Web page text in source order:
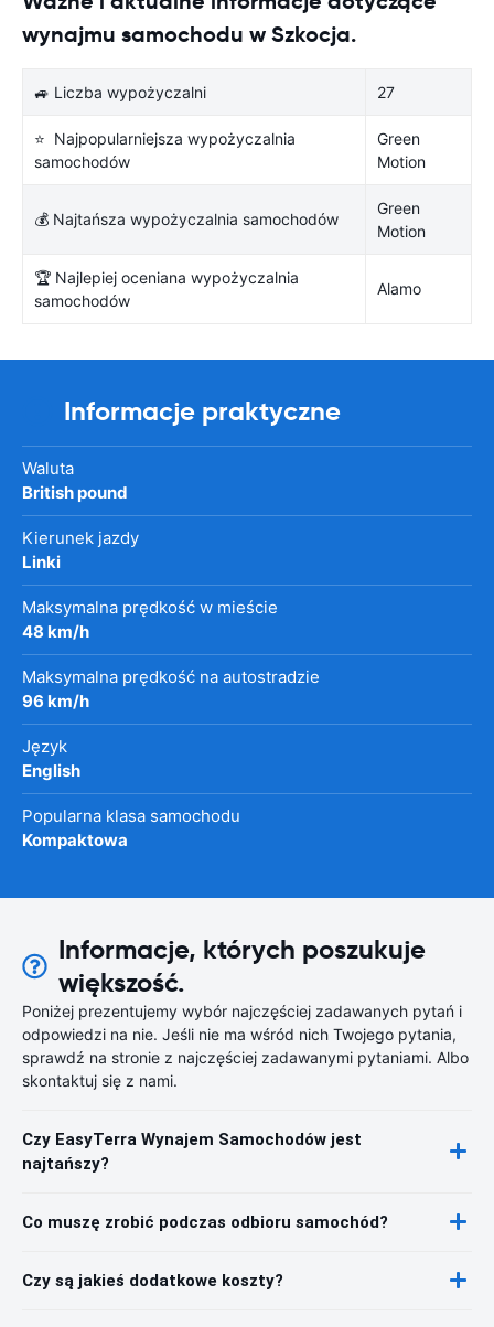
wynajmu samochodu w Szkocja.
🚙 Liczba wypożyczalni 27
⭐ Najpopularniejsza wypożyczalnia
samochodów
Green
Motion
💰 Najtańsza wypożyczalnia samochodów
Green
Motion
🏆 Najlepiej oceniana wypożyczalnia
samochodów
Alamo
Informacje praktyczne
Waluta
British pound
Kierunek jazdy
Linki
Maksymalna prędkość w mieście
48 km/h
Maksymalna prędkość na autostradzie
96 km/h
Język
English
Popularna klasa samochodu
Kompaktowa
Informacje, których poszukuje
większość.
Poniżej prezentujemy wybór najczęściej zadawanych pytań i
odpowiedzi na nie. Jeśli nie ma wśród nich Twojego pytania,
sprawdź na stronie z najczęściej zadawanymi pytaniami. Albo
skontaktuj się z nami.
Czy EasyTerra Wynajem Samochodów jest
najtańszy?
Co muszę zrobić podczas odbioru samochód?
Czy są jakieś dodatkowe koszty?